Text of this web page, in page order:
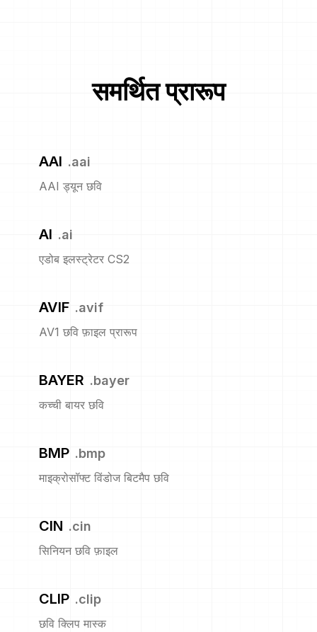
समर्थित प्रारूप
AAI .aai
AAI ड्यून छवि
AI .ai
एडोब इलस्ट्रेटर CS2
AVIF .avif
AV1 छवि फ़ाइल प्रारूप
BAYER .bayer
कच्ची बायर छवि
BMP .bmp
माइक्रोसॉफ्ट विंडोज बिटमैप छवि
CIN .cin
सिनियन छवि फ़ाइल
CLIP .clip
छवि क्लिप मास्क